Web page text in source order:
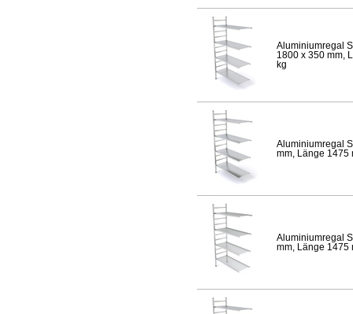
Aluminiumregal
1800 x 350 mm,
kg
Aluminiumregal
mm, Länge 1475
Aluminiumregal
mm, Länge 1475